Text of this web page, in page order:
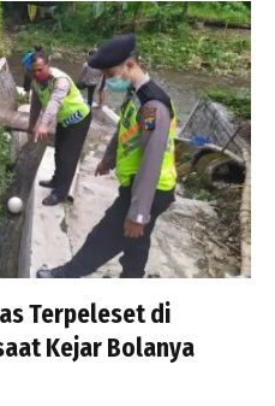
Terpeleset di
Kejar Bolanya